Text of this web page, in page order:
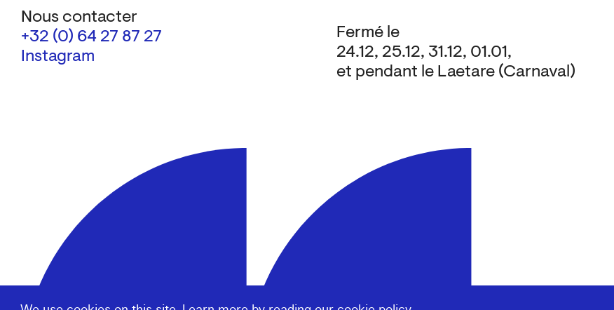
Nous contacter
+32 (0) 64 27 87 27
Instagram
Fermé le
24.12, 25.12, 31.12, 01.01,
et pendant le Laetare (Carnaval)